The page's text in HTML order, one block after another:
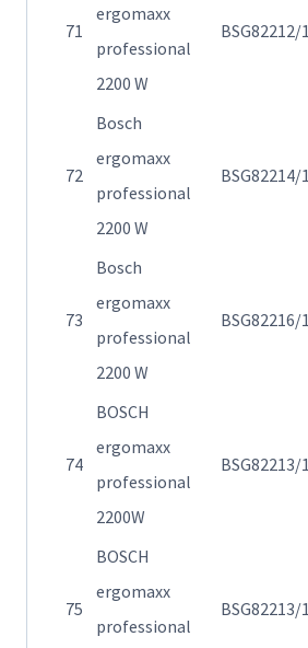
71
ergomaxx
professional
2200 W
BSG82212/
72
Bosch
ergomaxx
professional
2200 W
BSG82214/
73
Bosch
ergomaxx
professional
2200 W
BSG82216/
74
BOSCH
ergomaxx
professional
2200W
BSG82213/
75
BOSCH
ergomaxx
professional
BSG82213/